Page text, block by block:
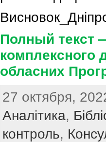
Полный текст
комплексного
обласних
27 октября,
Аналітика,
контроль,